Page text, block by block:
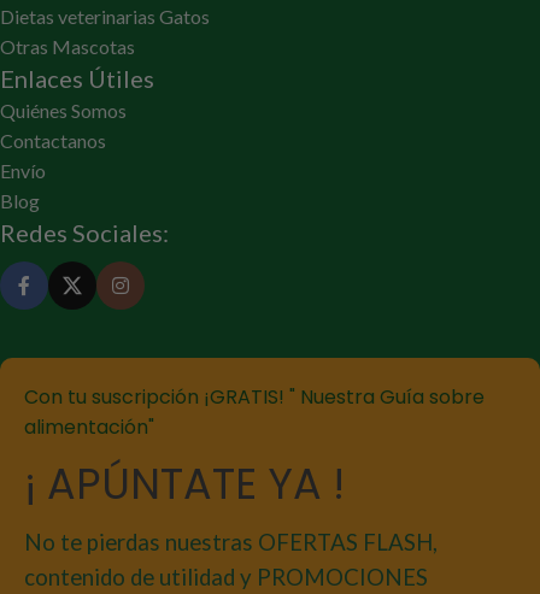
Dietas veterinarias Gatos
Otras Mascotas
Enlaces Útiles
Quiénes Somos
Contactanos
Envío
Blog
Redes Sociales:
Con tu suscripción ¡GRATIS! " Nuestra Guía sobre
alimentación"
¡ APÚNTATE YA !
No te pierdas nuestras OFERTAS FLASH,
contenido de utilidad y PROMOCIONES